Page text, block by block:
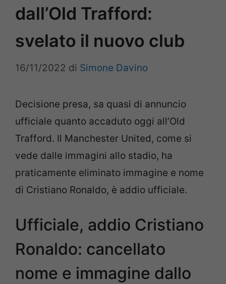
dall’Old Trafford:
svelato il nuovo club
16/11/2022 di Simone Davino
Decisione presa, sa quasi di annuncio
ufficiale quanto accaduto oggi all’Old
Trafford. Il Manchester United, come si
vede dalle immagini allo stadio, ha
praticamente eliminato immagine e nome
di Cristiano Ronaldo, è addio ufficiale.
Ufficiale, addio Cristiano
Ronaldo: cancellato
nome e immagine dallo